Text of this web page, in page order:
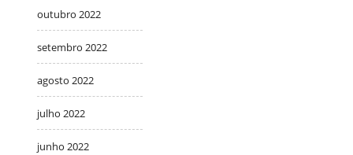
outubro 2022
setembro 2022
agosto 2022
julho 2022
junho 2022